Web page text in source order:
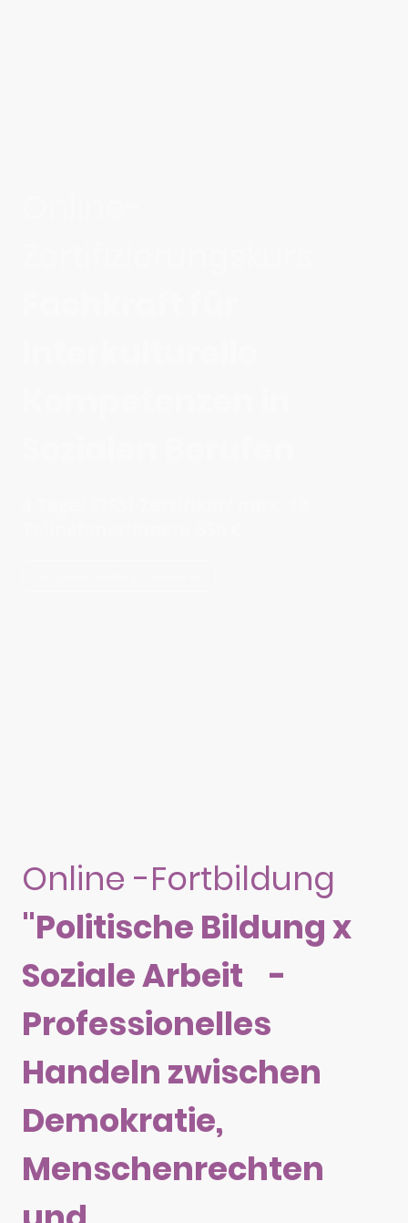
Online -Fortbildung
"Politische Bildung x
Soziale Arbeit -
Professionelles
Handeln zwischen
Demokratie,
Menschenrechten